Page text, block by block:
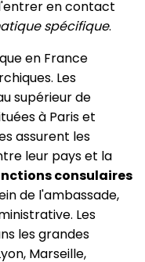
en contact
spécifique.
en France
Les
supérieur de
à Paris et
assurent les
leur pays et la
consulaires
de l'ambassade,
Les
les grandes
Marseille,